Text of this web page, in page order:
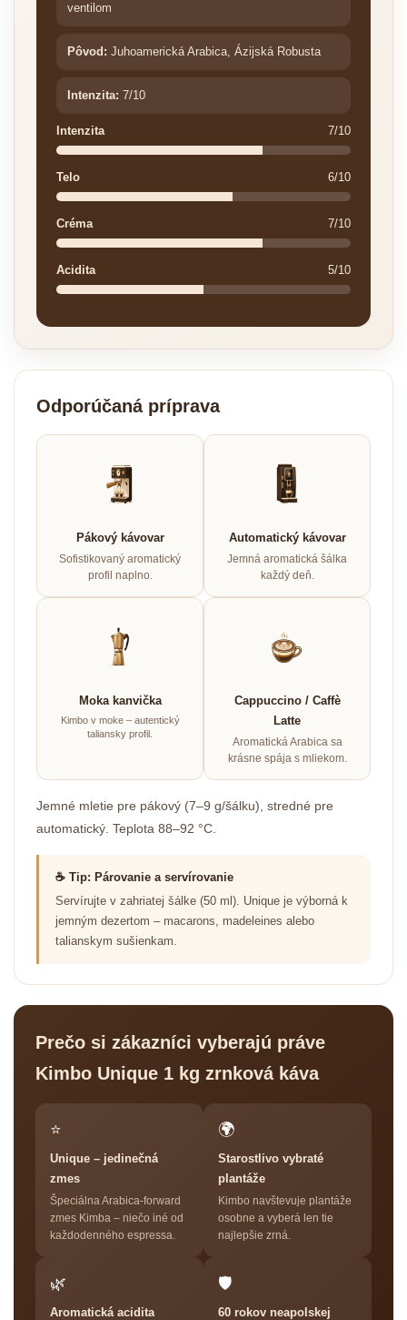
ventilom
Pôvod: Juhoamerická Arabica, Ázijská Robusta
Intenzita: 7/10
Intenzita 7/10
Telo 6/10
Créma 7/10
Acidita 5/10
Odporúčaná príprava
Pákový kávovar
Sofistikovaný aromatický
profil naplno.
Automatický kávovar
Jemná aromatická šálka
každý deň.
Moka kanvička
Kimbo v moke – autentický
taliansky profil.
Cappuccino / Caffè
Latte
Aromatická Arabica sa
krásne spája s mliekom.
Jemné mletie pre pákový (7–9 g/šálku), stredné pre
automatický. Teplota 88–92 °C.
☕ Tip: Párovanie a servírovanie
Servírujte v zahriatej šálke (50 ml). Unique je výborná k
jemným dezertom – macarons, madeleines alebo
talianskym sušienkam.
Prečo si zákazníci vyberajú práve
Kimbo Unique 1 kg zrnková káva
⭐
Unique – jedinečná
zmes
Špeciálna Arabica-forward
zmes Kimba – niečo iné od
každodenného espressa.
🌍
Starostlivo vybraté
plantáže
Kimbo navštevuje plantáže
osobne a vyberá len tie
najlepšie zrná.
🌿
Aromatická acidita
🛡
60 rokov neapolskej